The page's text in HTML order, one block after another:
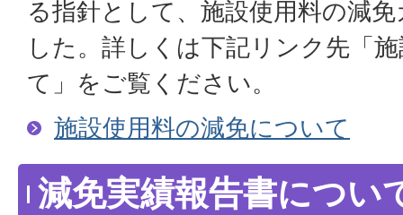
る指針として、施設使用料の減
した。詳しくは下記リンク先「
て」をご覧ください。
施設使用料の減免について
減免実績報告書につい